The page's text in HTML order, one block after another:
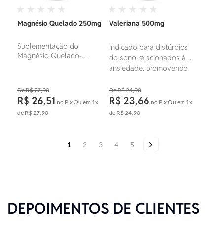
Magnésio Quelado 250mg
Suplementação do
Magnésio Quelado-
R$ 27,90
R$ 26,51 no PixOu em 1x
de R$ 27,90
Valeriana 500mg
Indicado para distúrbios
do sono relacionados à
ansiedade, promovendo
Combate a insônia e
melhora o descanso!
R$ 24,90
R$ 23,66 no PixOu em 1x
de R$ 24,90
Foram
Página
Você esta lendo a pagina
1 Página
2 Página
3 Página
4 Página
5 Página
Próximo
DEPOIMENTOS DE CLIENTES